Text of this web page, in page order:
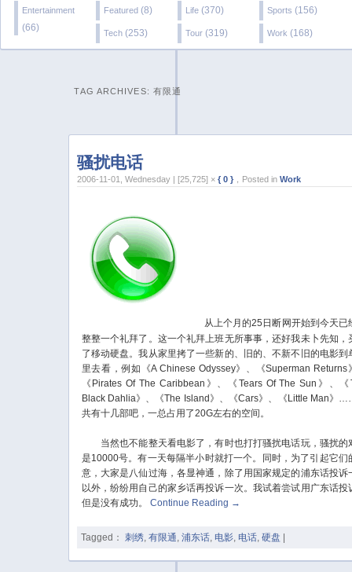
Entertainment
(66)
Featured (8) Life (370) Sports (156)
Tech (253) Tour (319) Work (168)
TAG ARCHIVES: 有限通
骚扰电话
2006-11-01, Wednesday | [25,725] ×{ 0 } ，Posted inWork
从上个月的25日断网开始到今天已
整整一个礼拜了。这一个礼拜上班无所事事，还好我未卜先知，
了移动硬盘。我从家里拷了一些新的、旧的、不新不旧的电影到
里去看，例如《A Chinese Odyssey》、《Superman Returns
《Pirates Of The Caribbean》、《Tears Of The Sun》、《
Black Dahlia》、《The Island》、《Cars》、《Little Man》
共有十几部吧，一总占用了20G左右的空间。
当然也不能整天看电影了，有时也打打骚扰电话玩，骚扰的
是10000号。有一天每隔半小时就打一个。同时，为了引起它们
意，大家是八仙过海，各显神通，除了用国家规定的浦东话投诉
以外，纷纷用自己的家乡话再投诉一次。我试着尝试用广东话投
但是没有成功。
Continue Reading →
Tagged： 刺绣 ,有限通 ,浦东话 电影 电话 ,硬盘 |